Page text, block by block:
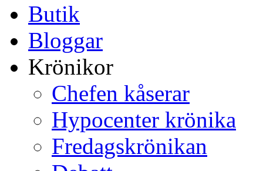
Butik
Bloggar
Krönikor
Chefen kåserar
Hypocenter krönika
Fredagskrönikan